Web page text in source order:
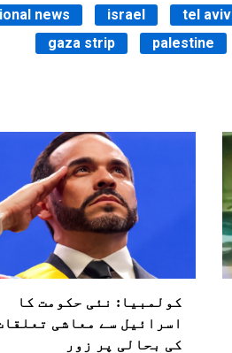
news israel tel aviv
gaza strip
palestine
کولمبیا: نئی حکومت کا
اسرائیل سے معاشی
کی بحالی پر زور